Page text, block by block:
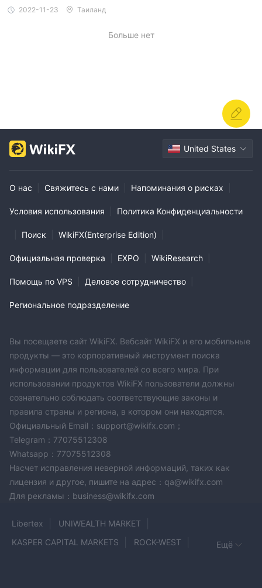
2022-11-23 Таиланд
Больше нет
United States
О нас Свяжитесь с нами Напоминания о рисках
Условия использования Политика Конфиденциальности
Поиск WikiFX(Enterprise Edition)
Официальная проверка EXPO WikiResearch
Помощь по VPS Деловое сотрудничество
Региональное подразделение
Вы посещаете сайт WikiFX. Вебсайт WikiFX и его мобильные
продукты — это корпоративный инструмент поиска
информации для пользователей со всего мира. При
использовании продуктов WikiFX пользователи должны
сознательно соблюдать соответствующие законы и
правила страны и региона, в котором они находятся.
Официальный Email：support@wikifx.com；
Telegram：77075512308
Whatsapp：77075512308
Насчет исправления неверной информаций, таких как
лицензия и другое, пишите на адрес：qa@wikifx.com
Для рекламы：business@wikifx.com
Libertex
UNIWEALTH MARKET
KASPER CAPITAL MARKETS
ROCK-WEST
Ещё